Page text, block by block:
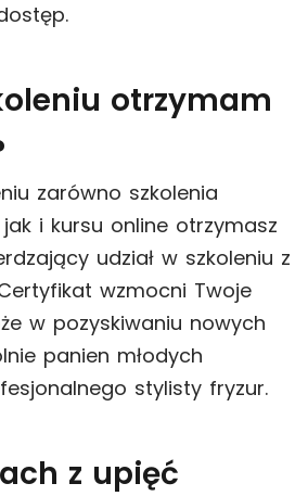
otrzymam
zarówno szkolenia
i kursu online otrzymasz
udział w szkoleniu z
wzmocni Twoje
w pozyskiwaniu nowych
panien młodych
stylisty fryzur.
z upięć